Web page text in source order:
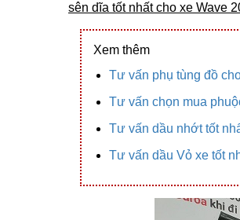
sên dĩa tốt nhất cho xe Wave
Xem thêm
Tư vấn phụ tùng đồ
Tư vấn chọn mua
Tư vấn dầu nhớt tốt
Tư vấn dầu Vỏ xe tốt